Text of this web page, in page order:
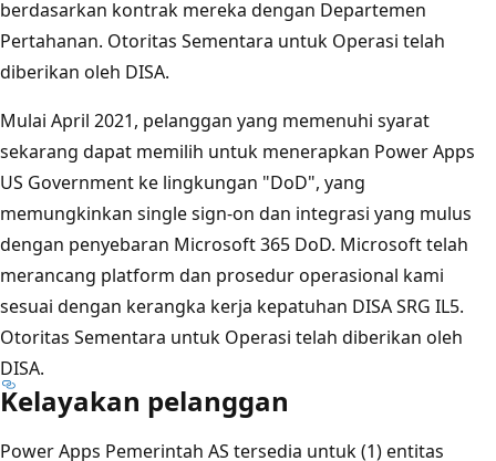
berdasarkan kontrak mereka dengan Departemen
Pertahanan. Otoritas Sementara untuk Operasi telah
diberikan oleh DISA.
Mulai April 2021, pelanggan yang memenuhi syarat
sekarang dapat memilih untuk menerapkan Power Apps
US Government ke lingkungan "DoD", yang
memungkinkan single sign-on dan integrasi yang mulus
dengan penyebaran Microsoft 365 DoD. Microsoft telah
merancang platform dan prosedur operasional kami
sesuai dengan kerangka kerja kepatuhan DISA SRG IL5.
Otoritas Sementara untuk Operasi telah diberikan oleh
DISA.
Kelayakan pelanggan
Power Apps Pemerintah AS tersedia untuk (1) entitas